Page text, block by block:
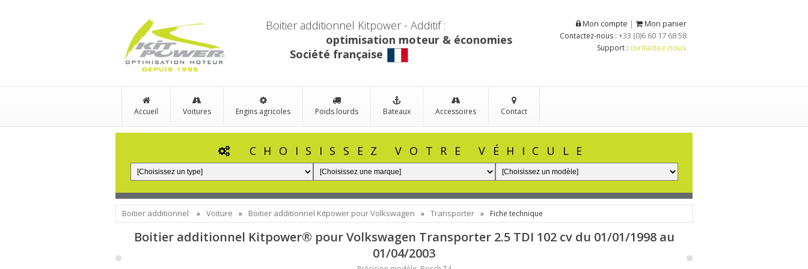
Boitier additionnel Kitpower - Additif :
optimisation moteur & économies
Société française
Mon compte | Mon panier
Contactez-nous : +33 (0)6 60 17 68 58
Support : contactez-nous
Accueil Voitures Engins agricoles Poids lourds Bateaux Accessoires Contact
CHOISISSEZ VOTRE VÉHICULE
Boitier additionnel » Voiture » Boitier additionnel Kitpower pour Volkswagen » Transporter » Fiche technique
Boitier additionnel Kitpower® pour Volkswagen Transporter 2.5 TDI 102 cv du 01/01/1998 au
01/04/2003